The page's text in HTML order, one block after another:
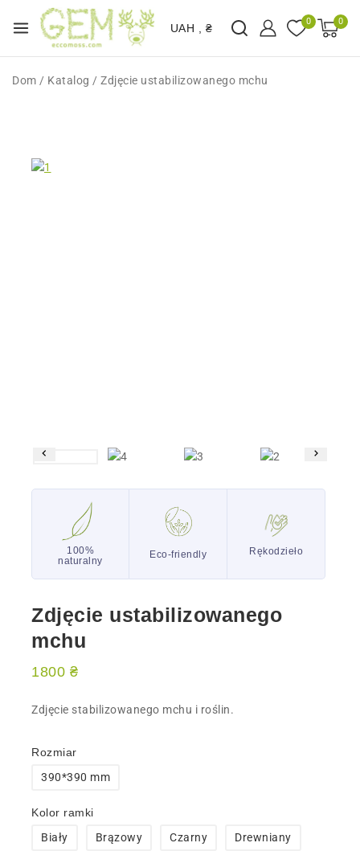
UAH , ₴
0 0
Dom / Katalog / Zdjęcie ustabilizowanego mchu
100%
naturalny
Eco-friendly Rękodzieło
Zdjęcie ustabilizowanego
mchu
1800 ₴
Zdjęcie stabilizowanego mchu i roślin.
Rozmiar
390*390 mm
Kolor ramki
Biały
Brązowy Czarny Drewniany